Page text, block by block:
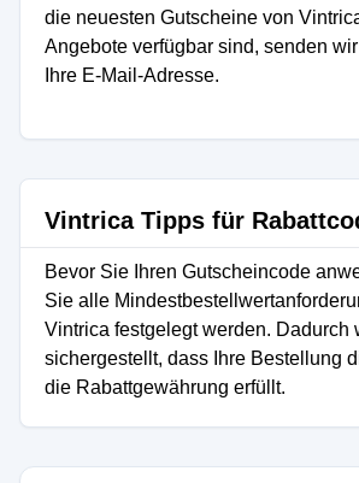
die neuesten Gutscheine von
Angebote verfügbar sind, senden
Ihre E-Mail-Adresse.
Vintrica Tipps für
Bevor Sie Ihren Gutscheincode
Sie alle
Vintrica festgelegt werden. Dadurch
sichergestellt, dass Ihre Bestellung
die Rabattgewährung erfüllt.